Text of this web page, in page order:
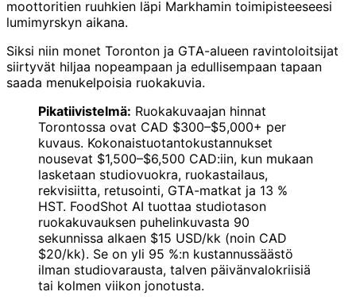
moottoritien ruuhkien läpi Markhamin toimipisteeseesi
lumimyrskyn aikana.
Siksi niin monet Toronton ja GTA-alueen ravintoloitsijat
siirtyvät hiljaa nopeampaan ja edullisempaan tapaan
saada menukelpoisia ruokakuvia.
Pikatiivistelmä: Ruokakuvaajan hinnat
Torontossa ovat CAD $300–$5,000+ per
kuvaus. Kokonaistuotantokustannukset
nousevat $1,500–$6,500 CAD:iin, kun mukaan
lasketaan studiovuokra, ruokastailaus,
rekvisiitta, retusointi, GTA-matkat ja 13 %
HST. FoodShot AI tuottaa studiotason
ruokakuvauksen puhelinkuvasta 90
sekunnissa alkaen $15 USD/kk (noin CAD
$20/kk). Se on yli 95 %:n kustannussäästö
ilman studiovarausta, talven päivänvalokriisiä
tai kolmen viikon jonotusta.